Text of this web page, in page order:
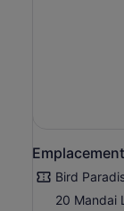
Bird
20 Mandai